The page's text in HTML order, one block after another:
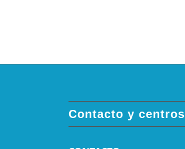
Contacto y centros